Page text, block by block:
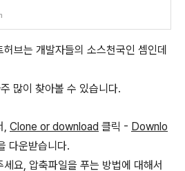
브는 개발자들의 소스천국인 셈인데
많이 찾아볼 수 있습니다.
, Clone or download 클릭 - Downlo
다운받습니다.
세요, 압축파일을 푸는 방법에 대해서